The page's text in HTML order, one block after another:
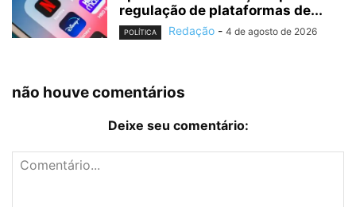
regulação de plataformas de...
POLÍTICA Redação - 4 de agosto de 2026
não houve comentários
Deixe seu comentário: